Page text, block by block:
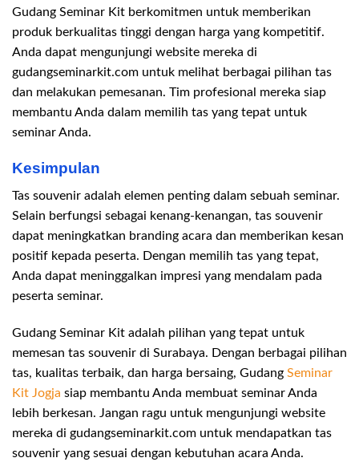
Gudang Seminar Kit berkomitmen untuk memberikan
produk berkualitas tinggi dengan harga yang kompetitif.
Anda dapat mengunjungi website mereka di
gudangseminarkit.com untuk melihat berbagai pilihan tas
dan melakukan pemesanan. Tim profesional mereka siap
membantu Anda dalam memilih tas yang tepat untuk
seminar Anda.
Kesimpulan
Tas souvenir adalah elemen penting dalam sebuah seminar.
Selain berfungsi sebagai kenang-kenangan, tas souvenir
dapat meningkatkan branding acara dan memberikan kesan
positif kepada peserta. Dengan memilih tas yang tepat,
Anda dapat meninggalkan impresi yang mendalam pada
peserta seminar.
Gudang Seminar Kit adalah pilihan yang tepat untuk
memesan tas souvenir di Surabaya. Dengan berbagai pilihan
tas, kualitas terbaik, dan harga bersaing, Gudang Seminar
Kit Jogja siap membantu Anda membuat seminar Anda
lebih berkesan. Jangan ragu untuk mengunjungi website
mereka di gudangseminarkit.com untuk mendapatkan tas
souvenir yang sesuai dengan kebutuhan acara Anda.